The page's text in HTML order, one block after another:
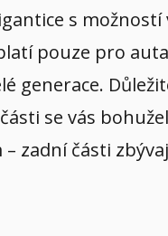
s
pouze pro
generace.
se vás
zadní části